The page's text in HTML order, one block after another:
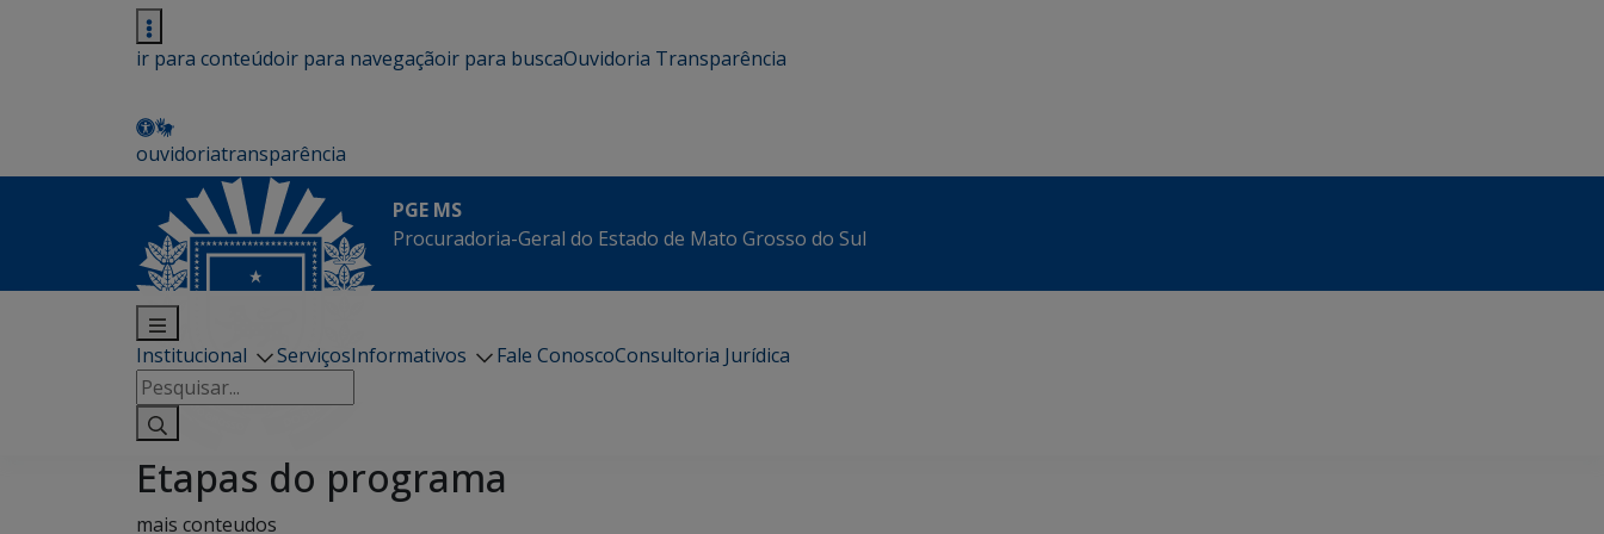
ir para conteúdoir para navegaçãoir para buscaOuvidoria Transparência
ouvidoriatransparência
PGE MS
Procuradoria-Geral do Estado de Mato Grosso do Sul
Institucional ServiçosInformativos Fale ConoscoConsultoria Jurídica
Pesquisar
por:
Etapas do programa
mais conteudos